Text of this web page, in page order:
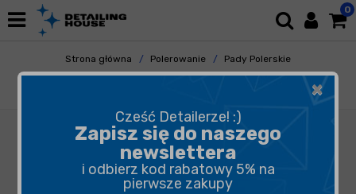
0
Strona główna Polerowanie
Pady Polerskie
Futra Polerskie
×
Cześć Detailerze! :)
Zapisz się do naszego
newslettera
i odbierz kod rabatowy 5% na
pierwsze zakupy